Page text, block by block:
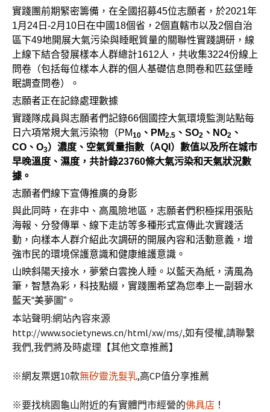
實踐團前期緊密籌備，在全國招募45位志願者，於2021年
1月24日-2月10日在中國18個省，2個直轄市以及2個自治
區下49地開展大氣污染與睡眠質量的關聯性實踐調研，線
上線下結合發展樣本人群總計1612人，共收集3224份線上
問卷（包括每位樣本人群的個人基礎信息問卷和匹茲堡睡
眠調查問卷）。
志願者正在記錄處理數據
實踐隊成員與志願者們記錄66個國控大氣環境監測站點每
日六項常規大氣污染物（PM10 、PM2.5 、SO2 、NO2 、
CO、O3）濃度、空氣質量指數（AQI）數值以及所在城市
早晚溫度、濕度，共計錄23760條大氣污染和天氣狀況數
據。
志願者們線下宣傳推廣的身影
與此同時，在非中、高風險地區，志願者們积極採用張貼
海報、分發傳單、線下走訪等多種形式宣傳此次實踐活
動，向樣本人群介紹此次調研的開展內容和活動意義，增
強市民的環境保護意識和健康維護意識。
山映斜陽天接水，夢縈白雲挽人睡。以藍天為紙，清風為
筆，智慧為彩，科技點綴，實踐團希望為您奉上一副碧水
藍天“美夢圖”。
本站聲明:網站內容來源
http://www.societynews.cn/html/xw/ms/,如有侵權,請聯繫
我們,我們將及時處理【其他文章推薦】
※網友票選10款無矽靈洗髮乳,高CP值分享推薦
※要找桃園龜山附近的有實體門市經營的佛具店 ！